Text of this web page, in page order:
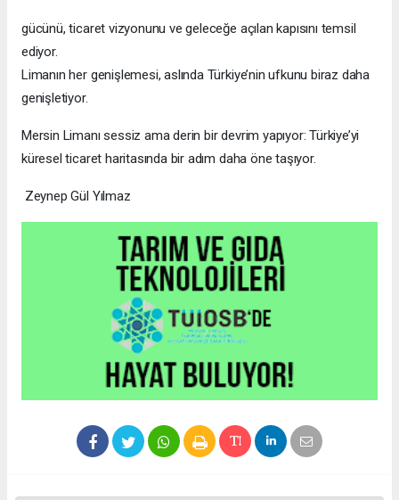
gücünü, ticaret vizyonunu ve geleceğe açılan kapısını temsil
ediyor.
Limanın her genişlemesi, aslında Türkiye’nin ufkunu biraz daha
genişletiyor.
Mersin Limanı sessiz ama derin bir devrim yapıyor: Türkiye’yi
küresel ticaret haritasında bir adım daha öne taşıyor.
Zeynep Gül Yılmaz